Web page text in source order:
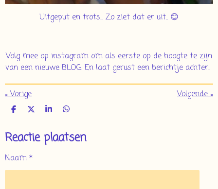
Uitgeput en trots... Zo ziet dat er uit.. 😊
Volg mee op instagram om als eerste op de hoogte te zijn
van een nieuwe BLOG. En laat gerust een berichtje achter..
«Vorige Volgende»
D
e
n
D
l
S
r
e
D
e
n
Reactie plaatsen
Naam *